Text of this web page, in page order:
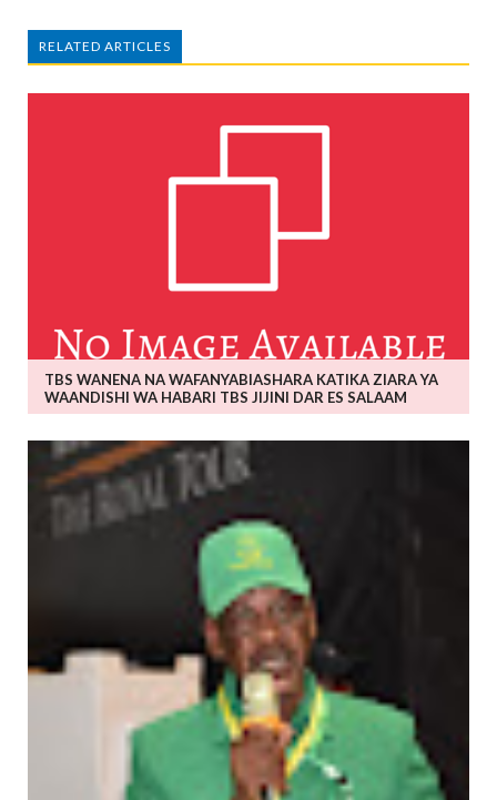
RELATED ARTICLES
TBS WANENA NA WAFANYABIASHARA KATIKA ZIARA YA
WAANDISHI WA HABARI TBS JIJINI DAR ES SALAAM